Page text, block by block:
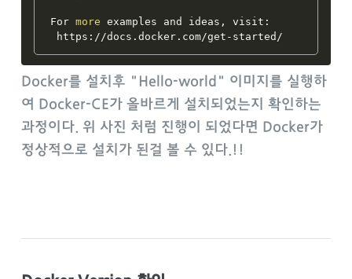
For more examples and ideas, visit:
Docker를 설치후 "Hello-world" 이미지를 실행하
여 Docker-CE가 올바르게 설치되었는지 확인하는
과정이다. 위 사진 처럼 진행이 되었다면 Docker가
정상적으로 설치가 된걸 볼 수 있다.!!